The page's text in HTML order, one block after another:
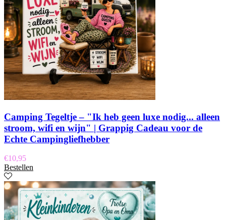
Camping Tegeltje – "Ik heb geen luxe nodig... alleen
stroom, wifi en wijn" | Grappig Cadeau voor de
Echte Campingliefhebber
€10,95
Bestellen